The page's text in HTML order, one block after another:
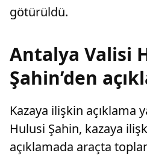
götürüldü.
Antalya Valisi
Şahin’den
Kazaya ilişkin açıklama
Hulusi Şahin, kazaya
açıklamada araçta